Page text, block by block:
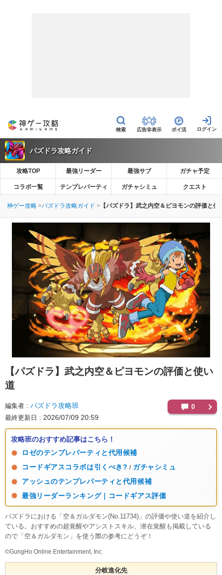
広告非表示 ポイ活
パズドラ攻略ガイド
攻略TOP 最強リーダー 最強サブ ガチャ予定
コラボ一覧 テンプレパーティ ガチャシミュ クエスト
神ゲー攻略 パズドラ攻略ガイド 【パズドラ】武之内空＆ピヨモンの評価と使
【パズドラ】 武之内空＆ピヨモンの評価と使い
道
編集者 パズドラ攻略班
最終更新日 2026/07/09 20:59
0
攻略班のおすすめ記事はこちら！
ロゼのテンプレパーティと代用候補
コードギアスコラボは引くべき? / ガチャシミュ
アッシュのテンプレパーティと代用候補
最強リーダーランキング｜コードギアス評価
パズドラにおける「空＆ガルダモン(No.11734)」の評価や使い道を紹介し
ている。おすすめの超覚醒やアシストスキル、潜在覚醒も掲載している
ので「空＆ガルダモン」を使う際の参考にどうぞ！
©GungHo Online Entertainment, Inc.
分岐進化先